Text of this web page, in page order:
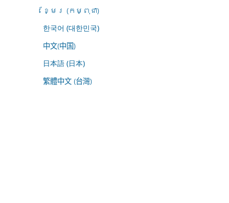
ខ្មែរ (កម្ពុជា)
한국어 (대한민국)
中文(中国)
日本語 (日本)
繁體中文 (台灣)